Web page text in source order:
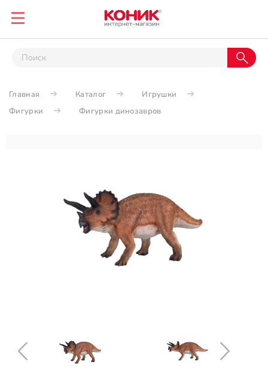
Главная Каталог
Игрушки
Фигурки
Фигурки динозавров